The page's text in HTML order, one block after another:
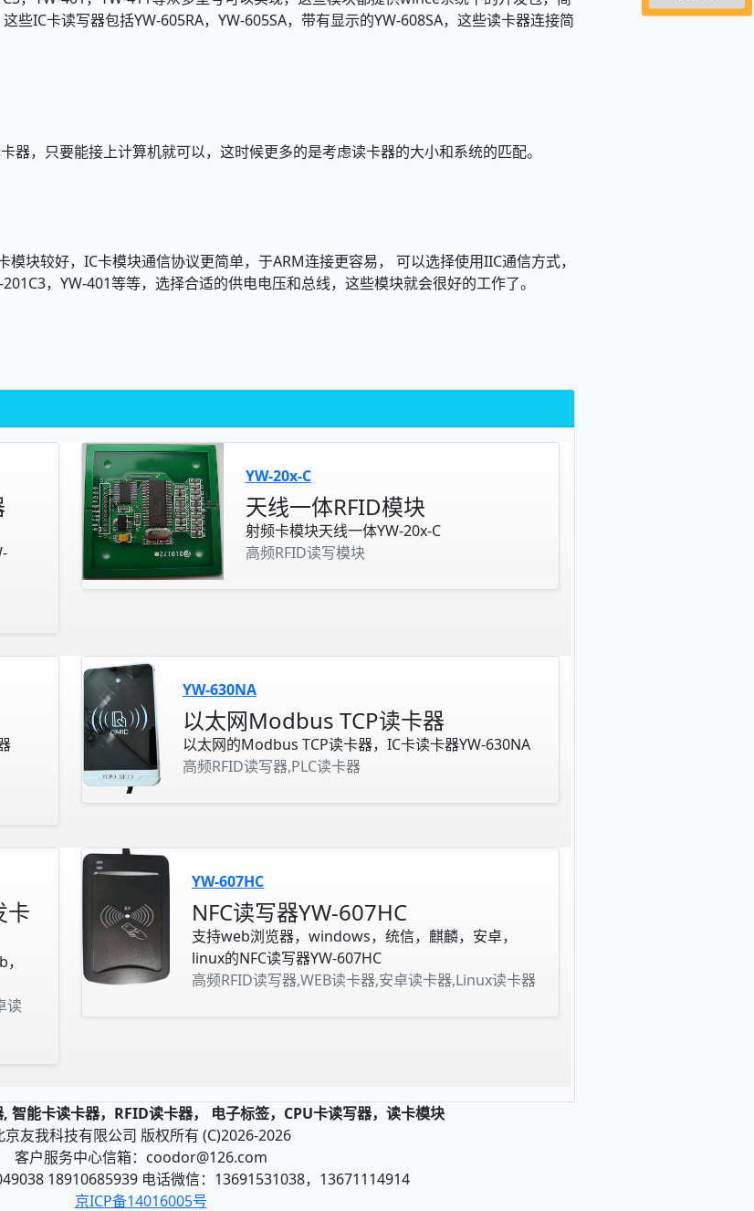
IC卡读写器包括YW-605RA，YW-605SA，带有显示的YW-608SA，这些读卡器连接简
，只要能接上计算机就可以，这时候更多的是考虑读卡器的大小和系统的匹配。
块较好，IC卡模块通信协议更简单，于ARM连接更容易， 可以选择使用IIC通信方式，
，YW-401等等，选择合适的供电电压和总线，这些模块就会很好的工作了。
YW-20x-C
天线一体RFID模块
射频卡模块天线一体YW-20x-C
高频RFID读写模块
YW-630NA
以太网Modbus TCP读卡器
以太网的Modbus TCP读卡器，IC卡读卡器YW-630NA
高频RFID读写器,PLC读卡器
卡
读
YW-607HC
NFC读写器YW-607HC
支持web浏览器，windows，统信，麒麟，安卓，
linux的NFC读写器YW-607HC
高频RFID读写器,WEB读卡器,安卓读卡器,Linux读卡器
智能卡读卡器，RFID读卡器， 电子标签，CPU卡读写器，读卡模块
京友我科技有限公司 版权所有 (C)2026-2026
客户服务中心信箱：coodor@126.com
18910685939 电话微信：13691531038，13671114914
京ICP备14016005号